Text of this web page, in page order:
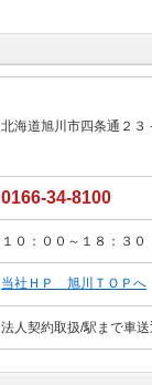
北海道旭川市四条通２３
0166-34-8100
１０：００～１８：３０
当社ＨＰ 旭川ＴＯＰへ
法人契約取扱/駅まで車